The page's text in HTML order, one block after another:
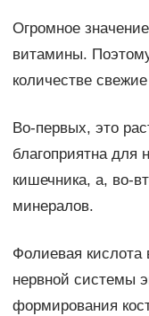
Огромное
витамины.
количестве
Во-первых, это
благоприятна для
кишечника, а, во-
минералов.
Фолиевая
нервной системы
формирования